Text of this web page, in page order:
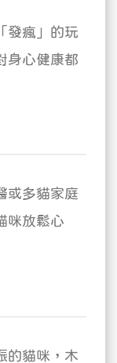
發瘋」的玩
身心健康都
或多貓家庭
咪放鬆心
的貓咪，木